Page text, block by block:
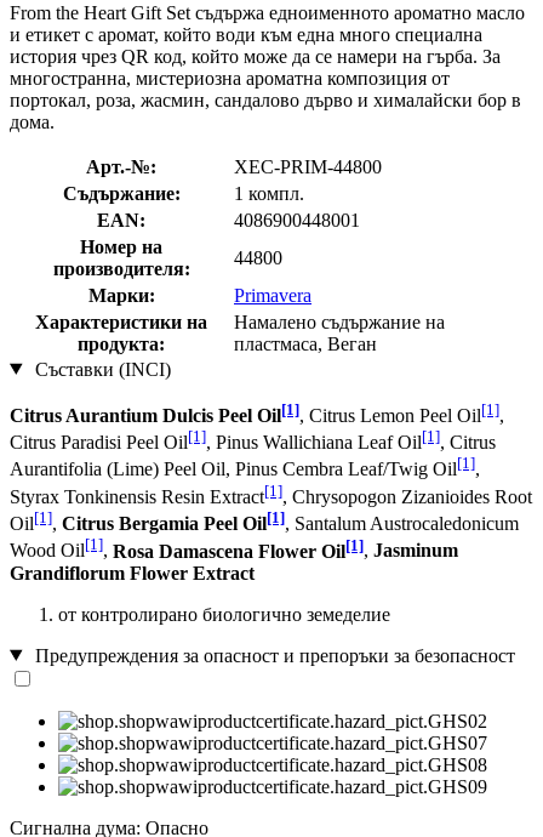
From the Heart Gift Set съдържа едноименното ароматно масло
и етикет с аромат, който води към една много специална
история чрез QR код, който може да се намери на гърба. За
многостранна, мистериозна ароматна композиция от
портокал, роза, жасмин, сандалово дърво и хималайски бор в
дома.
Арт.-№:
XEC-PRIM-44800
Съдържание:
1 компл.
EAN:
4086900448001
Номер на
производителя:
44800
Марки:
Primavera
Характеристики на
продукта:
Намалено съдържание на
пластмаса, Веган
Съставки (INCI)
Citrus Aurantium Dulcis Peel Oil[1], Citrus Lemon Peel Oil[1],
Citrus Paradisi Peel Oil[1], Pinus Wallichiana Leaf Oil[1], Citrus
Aurantifolia (Lime) Peel Oil, Pinus Cembra Leaf/Twig Oil[1],
Styrax Tonkinensis Resin Extract[1], Chrysopogon Zizanioides Root
Oil[1], Citrus Bergamia Peel Oil[1], Santalum Austrocaledonicum
Wood Oil[1], Rosa Damascena Flower Oil[1], Jasminum
Grandiflorum Flower Extract
от контролирано биологично земеделие
Предупреждения за опасност и препоръки за безопасност
Сигнална дума: Опасно